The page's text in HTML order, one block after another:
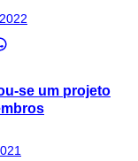
on
se um projeto
on